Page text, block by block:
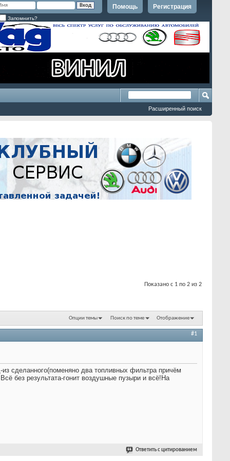
Регистрация
Помощь
Запомнить?
Расширенный поиск
Показано с 1 по 2 из 2
Опции темы Поиск по теме Отображение
#1
сделанного(поменяно два топливных фильтра причём
без результата-гонит воздушные пузыри и всё!На
Ответить с цитированием